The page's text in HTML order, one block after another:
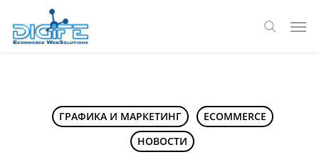
основному
поиск
ГРАФИКА И МАРКЕТИНГ
ECOMMERCE
НОВОСТИ